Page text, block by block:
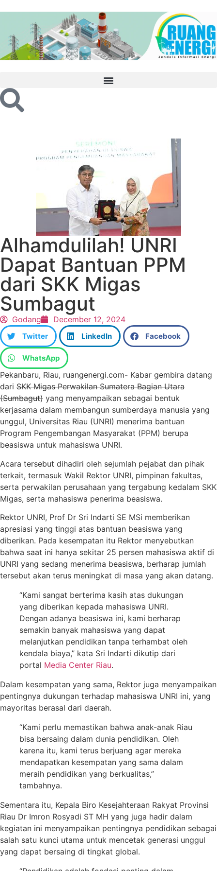
Alhamdulilah! UNRI
Dapat Bantuan PPM
dari SKK Migas
Sumbagut
Godang December 12, 2024
Twitter LinkedIn Facebook
WhatsApp
Pekanbaru, Riau, ruangenergi.com- Kabar gembira datang
dari SKK Migas Perwakilan Sumatera Bagian Utara
(Sumbagut) yang menyampaikan sebagai bentuk
kerjasama dalam membangun sumberdaya manusia yang
unggul, Universitas Riau (UNRI) menerima bantuan
Program Pengembangan Masyarakat (PPM) berupa
beasiswa untuk mahasiswa UNRI.
Acara tersebut dihadiri oleh sejumlah pejabat dan pihak
terkait, termasuk Wakil Rektor UNRI, pimpinan fakultas,
serta perwakilan perusahaan yang tergabung kedalam SKK
Migas, serta mahasiswa penerima beasiswa.
Rektor UNRI, Prof Dr Sri Indarti SE MSi memberikan
apresiasi yang tinggi atas bantuan beasiswa yang
diberikan. Pada kesempatan itu Rektor menyebutkan
bahwa saat ini hanya sekitar 25 persen mahasiswa aktif di
UNRI yang sedang menerima beasiswa, berharap jumlah
tersebut akan terus meningkat di masa yang akan datang.
“Kami sangat berterima kasih atas dukungan
yang diberikan kepada mahasiswa UNRI.
Dengan adanya beasiswa ini, kami berharap
semakin banyak mahasiswa yang dapat
melanjutkan pendidikan tanpa terhambat oleh
kendala biaya,” kata Sri Indarti dikutip dari
portal Media Center Riau.
Dalam kesempatan yang sama, Rektor juga menyampaikan
pentingnya dukungan terhadap mahasiswa UNRI ini, yang
mayoritas berasal dari daerah.
“Kami perlu memastikan bahwa anak-anak Riau
bisa bersaing dalam dunia pendidikan. Oleh
karena itu, kami terus berjuang agar mereka
mendapatkan kesempatan yang sama dalam
meraih pendidikan yang berkualitas,”
tambahnya.
Sementara itu, Kepala Biro Kesejahteraan Rakyat Provinsi
Riau Dr Imron Rosyadi ST MH yang juga hadir dalam
kegiatan ini menyampaikan pentingnya pendidikan sebagai
salah satu kunci utama untuk mencetak generasi unggul
yang dapat bersaing di tingkat global.